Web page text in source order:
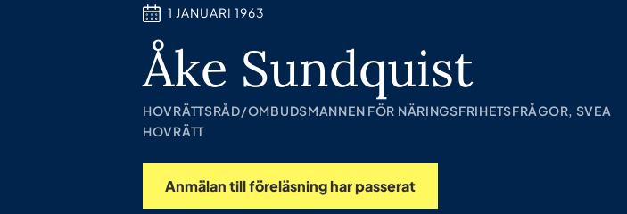
1 JANUARI 1963
Åke Sundquist
HOVRÄTTSRÅD/OMBUDSMANNEN FÖR NÄRINGSFRIHETSFRÅGOR, SVEA
HOVRÄTT
Anmälan till föreläsning har passerat